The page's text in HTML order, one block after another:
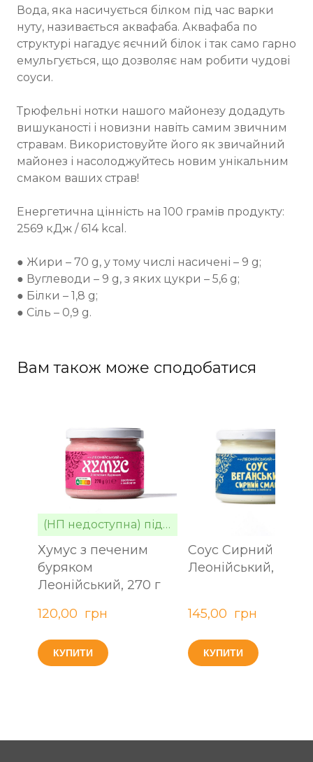
Вода, яка насичується білком під час варки
нуту, називається аквафаба. Аквафаба по
структурі нагадує яєчний білок і так само гарно
емульгується, що дозволяє нам робити чудові
соуси.
Трюфельні нотки нашого майонезу додадуть
вишуканості і новизни навіть самим звичним
стравам. Використовуйте його як звичайний
майонез і насолоджуйтесь новим унікальним
смаком ваших страв!
Енергетична цінність на 100 грамів продукту:
2569 кДж / 614 kcal.
● Жири – 70 g, у тому числі насичені – 9 g;
● Вуглеводи – 9 g, з яких цукри – 5,6 g;
● Білки – 1,8 g;
● Сіль – 0,9 g.
Вам також може сподобатися
(НП недоступна) під замовлення
Хумус з печеним
буряком
Леонійський, 270 г
120,00  грн
КУПИТИ
Соус Сирний смак
Леонійський, 250 г
145,00  грн
КУПИТИ